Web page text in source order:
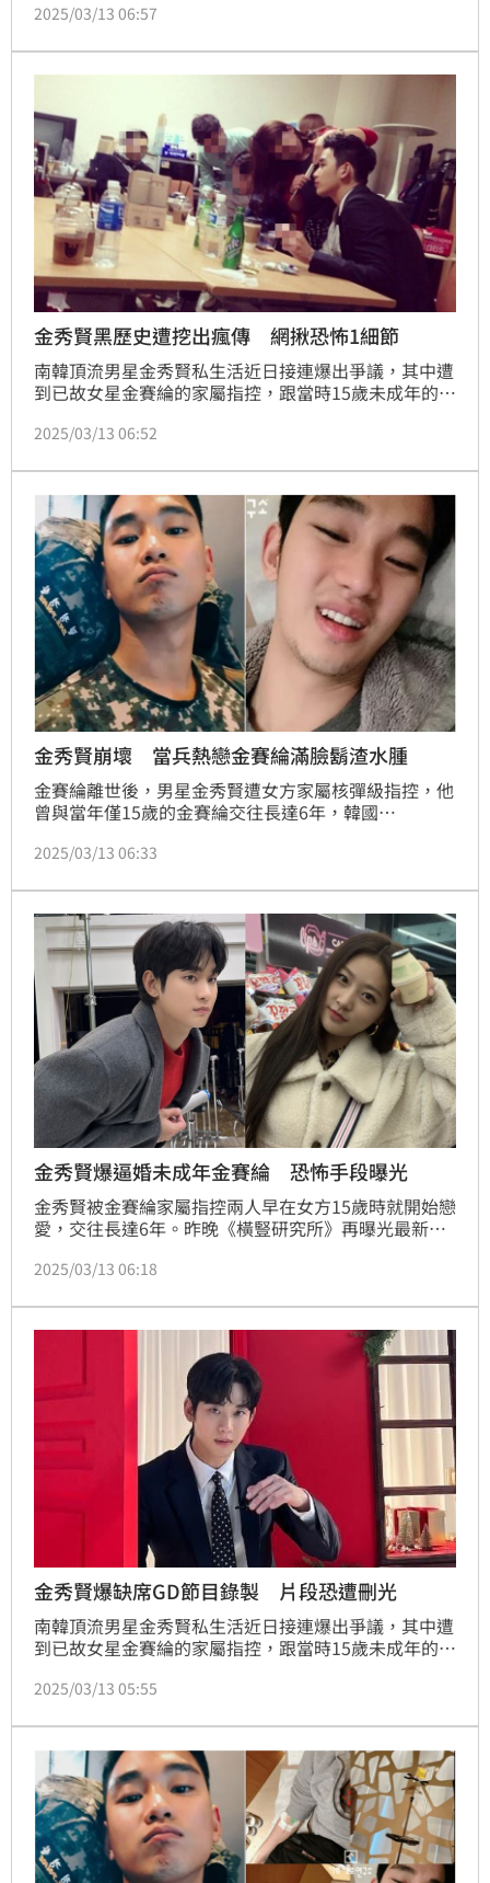
賽綸的激吻照及金賽綸求救短信，12日又曝光他當兵求
布暫停其行程，CJ Foodville旗下的烘焙品牌「多樂之
日」因與金秀賢的合作關係到本月結束，據悉品牌方已
2025/03/13 06:57
金秀賢黑歷史遭挖出瘋傳 網揪恐怖1細節
南韓頂流男星金秀賢私生活近日接連爆出爭議，其中遭
到已故女星金賽綸的家屬指控，跟當時15歲未成年的金
之際，他過往的黑歷史也紛紛被網友挖出，也讓他的男
2025/03/13 06:52
金秀賢崩壞 當兵熱戀金賽綸滿臉鬍渣水腫
金賽綸離世後，男星金秀賢遭女方家屬核彈級指控，他
曾與當年僅15歲的金賽綸交往長達6年，韓國
證」，繼前兩天臉頰、嘟嘴親吻照後，12日晚間更三度
伍期間還曾傳送多張「軍中報備照」給金賽綸，滿臉鬍
渣、發福水腫的模樣，與螢光幕上男神形象判若兩人。
蔡維歆
2025/03/13 06:33
金秀賢爆逼婚未成年金賽綸 恐怖手段曝光
金秀賢被金賽綸家屬指控兩人早在女方15歲時就開始戀
愛，交往長達6年。昨晚《橫豎研究所》再曝光最新鐵
在遠處的金一兵」。節目更找來金賽綸的阿姨，控訴金
綸苦苦哀求：「不要玩弄我，拜託。」更痛批金秀賢一
直想跟金賽綸結婚，快逼瘋女方家人，「他們甚至在談
結婚，當時金賽綸20出頭。」蔡維歆
2025/03/13 06:18
金秀賢爆缺席GD節目錄製 片段恐遭刪光
南韓頂流男星金秀賢私生活近日接連爆出爭議，其中遭
到已故女星金賽綸的家屬指控，跟當時15歲未成年的金
了眾多品牌紛紛切割外，如今也傳出他可能將退出GD
2025/03/13 05:55